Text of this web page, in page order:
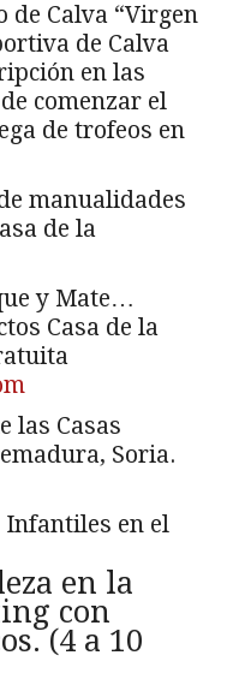
de Calva “Virgen
de Calva
en las
comenzar el
de trofeos en
manualidades
de la
y Mate…
Casa de la
las Casas
Soria.
Infantiles en el
en la
con
(4 a 10